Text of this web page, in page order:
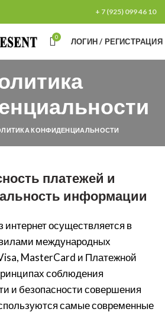
+ 7 (925) 099 46 10
0 ЛОГИН / РЕГИСТРАЦИЯ
КОНФИДЕНЦИАЛЬНОСТИ
платежей и
информации
интернет осуществляется в
международных
MasterCard и Платежной
соблюдения
и безопасности совершения
самые современные